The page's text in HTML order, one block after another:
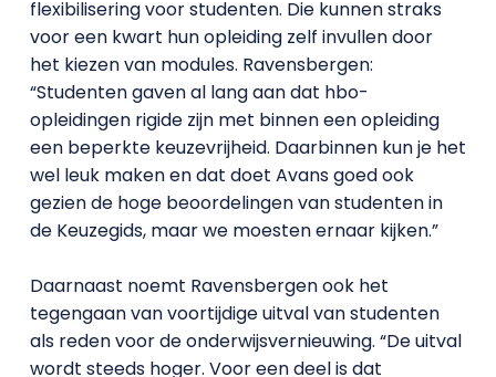
flexibilisering voor studenten. Die kunnen straks
voor een kwart hun opleiding zelf invullen door
het kiezen van modules. Ravensbergen:
“Studenten gaven al lang aan dat hbo-
opleidingen rigide zijn met binnen een opleiding
een beperkte keuzevrijheid. Daarbinnen kun je het
wel leuk maken en dat doet Avans goed ook
gezien de hoge beoordelingen van studenten in
de Keuzegids, maar we moesten ernaar kijken.”
Daarnaast noemt Ravensbergen ook het
tegengaan van voortijdige uitval van studenten
als reden voor de onderwijsvernieuwing. “De uitval
wordt steeds hoger. Voor een deel is dat